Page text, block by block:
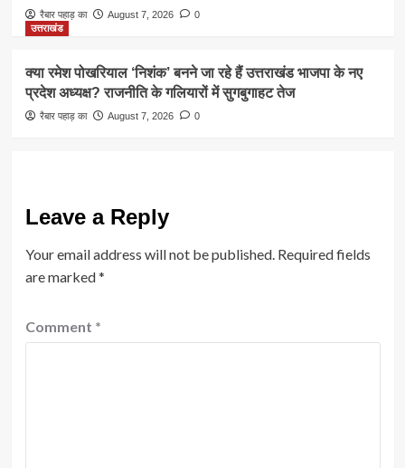
रैबार पहाड़ का August 7, 2026
0
उत्तराखंड
क्या रमेश पोखरियाल ‘निशंक’ बनने जा रहे हैं उत्तराखंड भाजपा के नए
प्रदेश अध्यक्ष? राजनीति के गलियारों में सुगबुगाहट तेज
रैबार पहाड़ का August 7, 2026 0
Leave a Reply
Your email address will not be published. Required fields
are marked*
Comment *